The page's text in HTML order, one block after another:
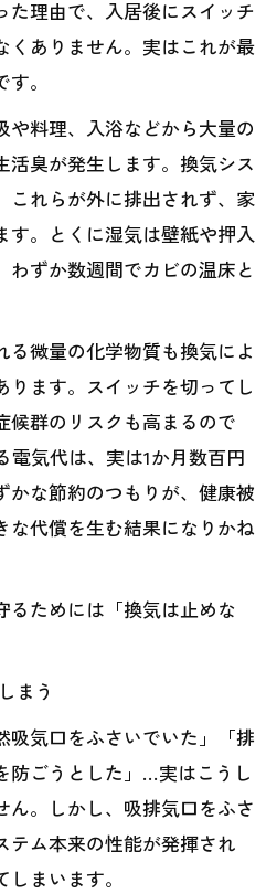
た理由で、入居後にスイッチ
くありません。実はこれが最
。
や料理、入浴などから大量の
活臭が発生します。換気シス
これらが外に排出されず、家
す。とくに湿気は壁紙や押入
わずか数週間でカビの温床と
る微量の化学物質も換気によ
ります。スイッチを切ってし
候群のリスクも高まるので
電気代は、実は1か月数百円
かな節約のつもりが、健康被
な代償を生む結果になりかね
るためには「換気は止めな
まう
吸気口をふさいでいた」「排
防ごうとした」…実はこうし
ん。しかし、吸排気口をふさ
テム本来の性能が発揮され
まいます。